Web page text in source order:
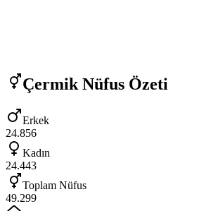
Çermik Nüfus Özeti
Erkek
24.856
Kadın
24.443
Toplam Nüfus
49.299